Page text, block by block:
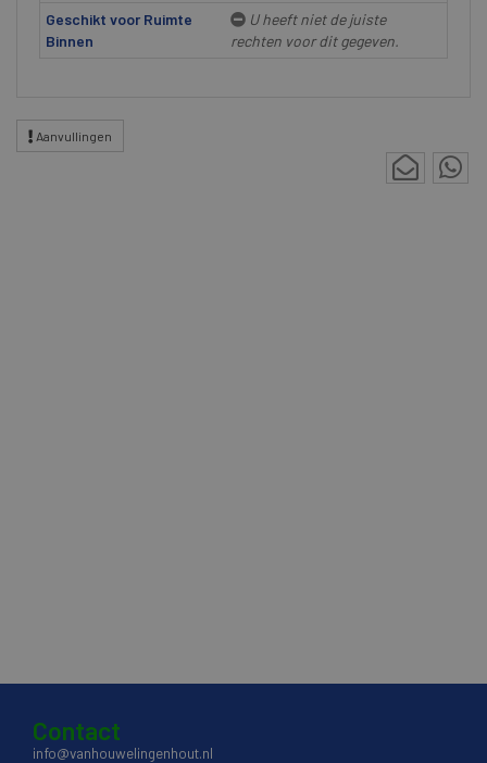
Geschikt voor Ruimte
Binnen
U heeft niet de juiste
rechten voor dit gegeven.
Aanvullingen
Contact
info@vanhouwelingenhout.nl